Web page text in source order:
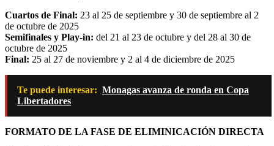
Cuartos de Final: 23 al 25 de septiembre y 30 de septiembre al 2
de octubre de 2025
Semifinales y Play-in: del 21 al 23 de octubre y del 28 al 30 de
octubre de 2025
Final: 25 al 27 de noviembre y 2 al 4 de diciembre de 2025
Te puede interesar: Monagas avanza de ronda en Copa
Libertadores
FORMATO DE LA FASE DE ELIMINICACIÓN DIRECTA